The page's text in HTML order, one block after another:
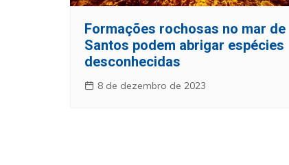
Formações rochosas no mar de
Santos podem abrigar espécies
desconhecidas
8 de dezembro de 2023